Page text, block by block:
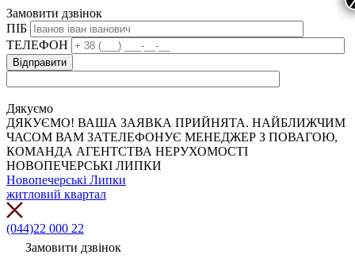
Замовити дзвінок
ПІБ
ТЕЛЕФОН
Дякуємо
ДЯКУЄМО! ВАША ЗАЯВКА ПРИЙНЯТА. НАЙБЛИЖЧИМ
ЧАСОМ ВАМ ЗАТЕЛЕФОНУЄ МЕНЕДЖЕР З ПОВАГОЮ,
КОМАНДА АГЕНТСТВА НЕРУХОМОСТІ
НОВОПЕЧЕРСЬКІ ЛИПКИ
Новопечерські Липки
житловий квартал
(044)22 000 22
Замовити дзвінок